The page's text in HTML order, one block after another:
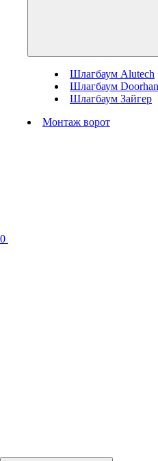
Шлагбаум Alutech
Шлагбаум Doorhan
Шлагбаум Зайгер
Монтаж ворот
0